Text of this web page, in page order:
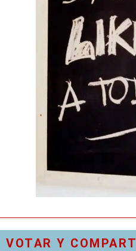
VOTAR Y